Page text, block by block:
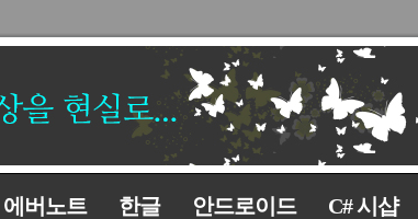
에버노트 한글 안드로이드
C# 시샵